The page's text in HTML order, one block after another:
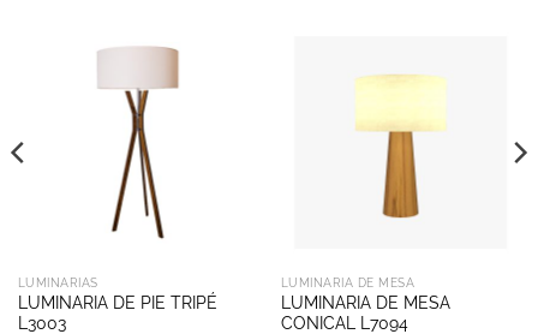
LUMINARIAS
LUMINARIA DE PIE TRIPÉ
L3003
LUMINARIA DE MESA
LUMINARIA DE MESA
CONICAL L7094